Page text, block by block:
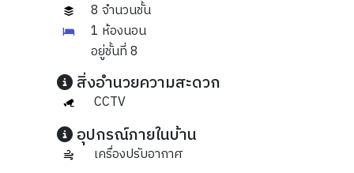
8 จำนวนชั้น
1 ห้องนอน
อยู่ชั้นที่ 8
สิ่งอำนวยความสะดวก
CCTV
อุปกรณ์ภายในบ้าน
เครื่องปรับอากาศ